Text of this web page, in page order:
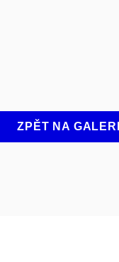
ZPĚT NA GALERII